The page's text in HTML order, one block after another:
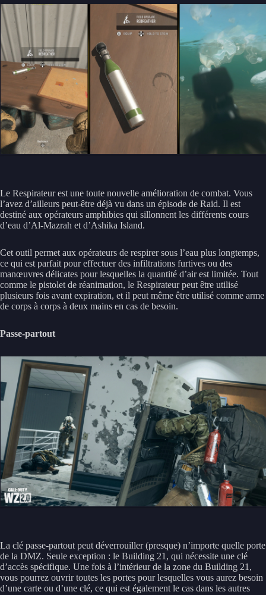
Le Respirateur est une toute nouvelle amélioration de combat. Vous
l’avez d’ailleurs peut-être déjà vu dans un épisode de Raid. Il est
destiné aux opérateurs amphibies qui sillonnent les différents cours
d’eau d’Al-Mazrah et d’Ashika Island.
Cet outil permet aux opérateurs de respirer sous l’eau plus longtemps,
ce qui est parfait pour effectuer des infiltrations furtives ou des
manœuvres délicates pour lesquelles la quantité d’air est limitée. Tout
comme le pistolet de réanimation, le Respirateur peut être utilisé
plusieurs fois avant expiration, et il peut même être utilisé comme arme
de corps à corps à deux mains en cas de besoin.
Passe-partout
La clé passe-partout peut déverrouiller (presque) n’importe quelle porte
de la DMZ. Seule exception : le Building 21, qui nécessite une clé
d’accès spécifique. Une fois à l’intérieur de la zone du Building 21,
vous pourrez ouvrir toutes les portes pour lesquelles vous aurez besoin
d’une carte ou d’une clé, ce qui est également le cas dans les autres